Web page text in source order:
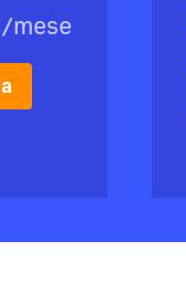
/mese